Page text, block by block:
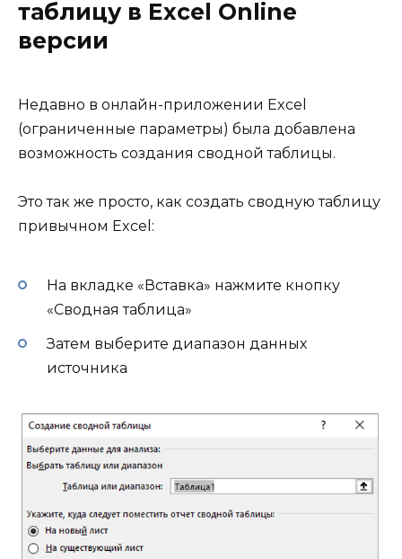
таблицу в Excel Online
версии
Недавно в онлайн-приложении Excel
(ограниченные параметры) была добавлена ​​
возможность создания сводной таблицы.
Это так же просто, как создать сводную таблицу
привычном Excel:
На вкладке «Вставка» нажмите кнопку
«Сводная таблица»
Затем выберите диапазон данных
источника